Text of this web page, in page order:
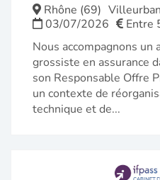
Rhône (69)
03/07/2026
Entre
Nous accompagnons un
grossiste en assurance
son Responsable Offre
un contexte de
technique et de...